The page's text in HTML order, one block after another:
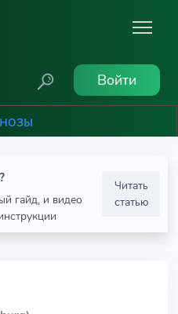
Войти
гайд, и видео
Читать
статью